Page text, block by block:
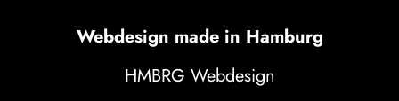
Webdesign made in Hamburg
HMBRG Webdesign